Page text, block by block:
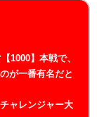
1000】本戦で、
が一番有名だと
ャレンジャー大